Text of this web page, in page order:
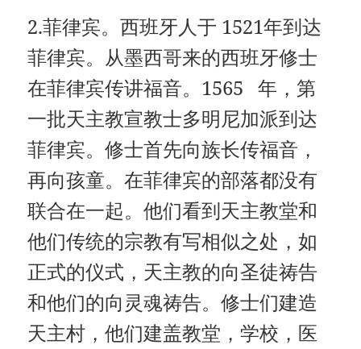
2.菲律宾。西班牙人于 1521年到达
菲律宾。从墨西哥来的西班牙修士
在菲律宾传讲福音。1565 年，第
一批天主教宣教士多明尼加派到达
菲律宾。修士首先向族长传福音，
再向孩童。在菲律宾的部落都没有
联合在一起。他们看到天主教堂和
他们传统的宗教有写相似之处，如
正式的仪式，天主教的向圣徒祷告
和他们的向灵魂祷告。修士们建造
天主村，他们建盖教堂，学校，医